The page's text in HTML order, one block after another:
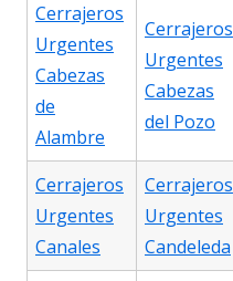
Cerrajeros
Urgentes
Cabezas
de
Alambre
Cerrajeros
Urgentes
Cabezas
del Pozo
Cerrajeros
Urgentes
Canales
Cerrajeros
Urgentes
Candeleda